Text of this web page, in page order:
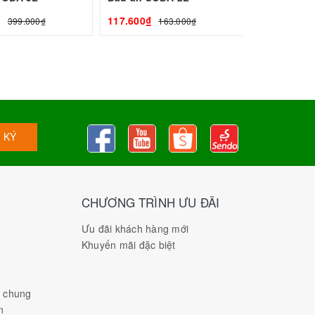
399.000₫
117.600₫
163.000₫
KÝ
CHƯƠNG TRÌNH ƯU ĐÃI
Ưu đãi khách hàng mới
Khuyến mãi đặc biệt